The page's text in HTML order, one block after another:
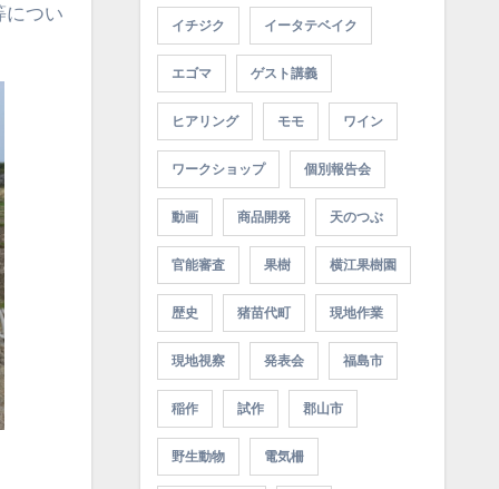
につい
イチジク イータテベイク
エゴマ ゲスト講義
ヒアリング モモ ワイン
ワークショップ 個別報告会
動画 商品開発 天のつぶ
官能審査 果樹 横江果樹園
歴史 猪苗代町 現地作業
現地視察 発表会 福島市
稲作 試作 郡山市
野生動物 電気柵